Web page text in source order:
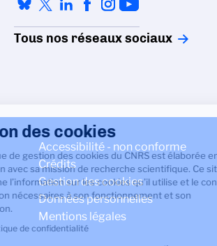
Tous nos réseaux sociaux
Accessibilité - non conforme
Crédits
Gestion des cookies
Données personnelles
Mentions légales
Gestion des cookies
La politique de gestion des cookies du CNRS
adéquation avec sa mission de recherche
vous donne l’information sur les cookies qu’il
de ceux non nécessaires à son fonctionnement
Lire la politique de confidentialité